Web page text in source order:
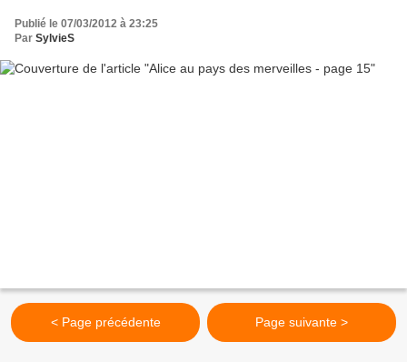
Publié le 07/03/2012 à 23:25
Par SylvieS
< Page précédente Page suivante >